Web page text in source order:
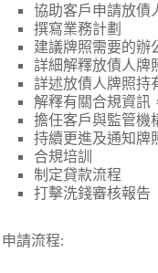
協助客戶申請放債
撰寫業務計劃
建議牌照需要的辦
詳細解釋放債人牌
詳述放債人牌照持
解釋有關合規資訊
擔任客戶與監管機
持續更進及通知牌
合規培訓
制定貸款流程
打擊洗錢審核報告
申請流程: